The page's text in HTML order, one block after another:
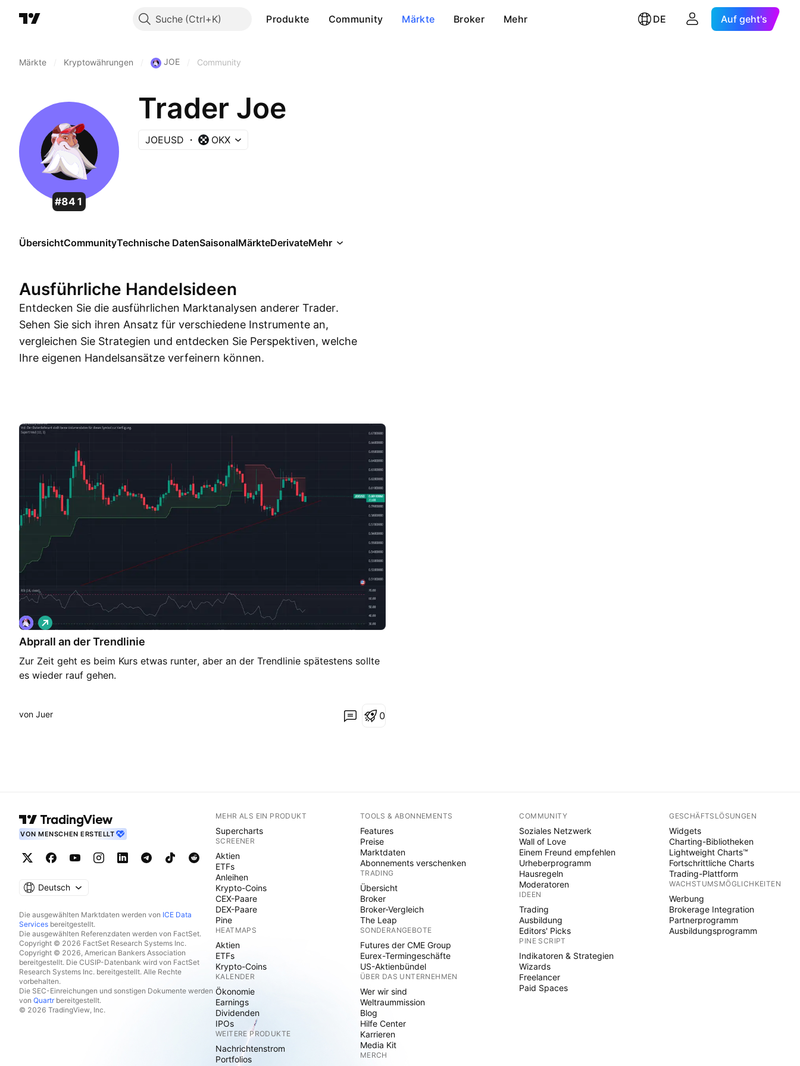
Suche Produkte Community Märkte Broker Mehr DE Auf geht's
Märkte Kryptowährungen JOE Community
#841
Trader Joe
JOEUSD OKX
ÜbersichtCommunityTechnische DatenSaisonalMärkteDerivateMehr
Ausführliche Handelsideen
Entdecken Sie die ausführlichen Marktanalysen anderer Trader.
Sehen Sie sich ihren Ansatz für verschiedene Instrumente an,
vergleichen Sie Strategien und entdecken Sie Perspektiven, welche
Ihre eigenen Handelsansätze verfeinern können.
Abprall an der Trendlinie
Zur Zeit geht es beim Kurs etwas runter, aber an der Trendlinie spätestens sollte
es wieder rauf gehen.
L
o
n
von Juer 0
VON MENSCHEN ERSTELLT
Deutsch
Die ausgewählten Marktdaten werden von ICE Data
Services bereitgestellt.
Die ausgewählten Referenzdaten werden von FactSet.
Copyright © 2026 FactSet Research Systems Inc.
Copyright © 2026, American Bankers Association
bereitgestellt. Die CUSIP-Datenbank wird von FactSet
Research Systems Inc. bereitgestellt. Alle Rechte
vorbehalten.
Die SEC-Einreichungen und sonstigen Dokumente werden
von Quartrbereitgestellt.
© 2026 TradingView, Inc.
MEHR ALS EIN PRODUKT
Supercharts
SCREENER
Aktien
ETFs
Anleihen
Krypto-Coins
CEX-Paare
DEX-Paare
Pine
HEATMAPS
Aktien
ETFs
Krypto-Coins
KALENDER
Ökonomie
Earnings
Dividenden
IPOs
WEITERE PRODUKTE
Nachrichtenstrom
Portfolios
TOOLS & ABONNEMENTS
Features
Preise
Marktdaten
Abonnements verschenken
TRADING
Übersicht
Broker
Broker-Vergleich
The Leap
SONDERANGEBOTE
Futures der CME Group
Eurex-Termingeschäfte
US-Aktienbündel
ÜBER DAS UNTERNEHMEN
Wer wir sind
Weltraummission
Blog
Hilfe Center
Karrieren
Media Kit
MERCH
COMMUNITY
Soziales Netzwerk
Wall of Love
Einem Freund empfehlen
Urheberprogramm
Hausregeln
Moderatoren
IDEEN
Trading
Ausbildung
Editors' Picks
PINE SCRIPT
Indikatoren & Strategien
Wizards
Freelancer
Paid Spaces
GESCHÄFTSLÖSUNGEN
Widgets
Charting-Bibliotheken
Lightweight Charts™
Fortschrittliche Charts
Trading-Plattform
WACHSTUMSMÖGLICHKEITEN
Werbung
Brokerage Integration
Partnerprogramm
Ausbildungsprogramm